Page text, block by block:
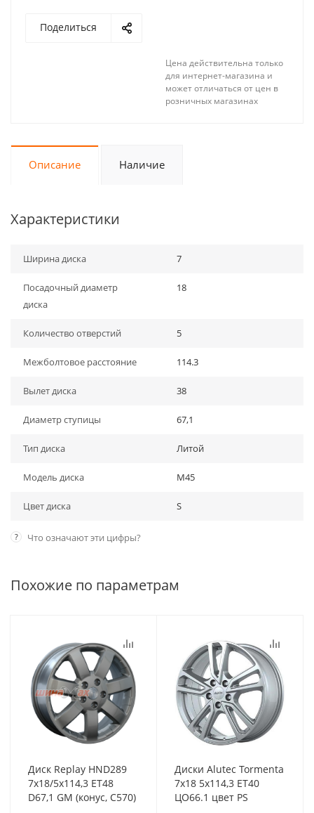
Поделиться
Цена действительна только
для интернет-магазина и
может отличаться от цен в
розничных магазинах
Описание Наличие
Характеристики
Ширина диска 7
Посадочный диаметр
диска
18
Количество отверстий 5
Межболтовое расстояние 114.3
Вылет диска 38
Диаметр ступицы 67,1
Тип диска Литой
Модель диска M45
Цвет диска S
? Что означают эти цифры?
Похожие по параметрам
Диск Replay HND289
7x18/5x114,3 ET48
D67,1 GM (конус, C570)
Диски Alutec Tormenta
7x18 5x114,3 ET40
ЦО66.1 цвет PS